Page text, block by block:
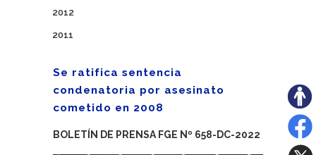
2012
2011
Se ratifica sentencia
condenatoria por asesinato
cometido en 2008
BOLETÍN DE PRENSA FGE Nº 658-DC-2022